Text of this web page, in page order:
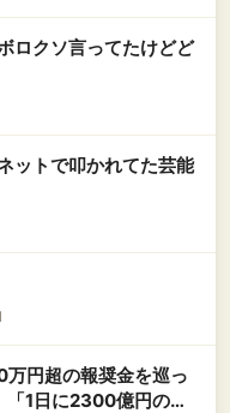
ロクソ言ってたけどど
ットで叩かれてた芸能
円超の報奨金を巡っ
1日に2300億円の損